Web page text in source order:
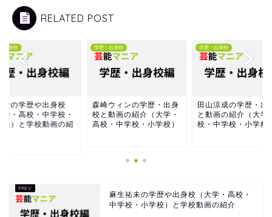
RELATED POST
出身校
愛の学歴や出身校
学・高校・中学校・
校）と学校動画の紹
学歴・出身校
森崎ウィンの学歴・出身
校と動画の紹介（大学・
高校・中学校・小学校）
学歴・出身校
田山涼成の学歴・出
と動画の紹介（大学
校・中学校・小学校
麻生祐未の学歴や出身校（大学・高校・
中学校・小学校）と学校動画の紹介